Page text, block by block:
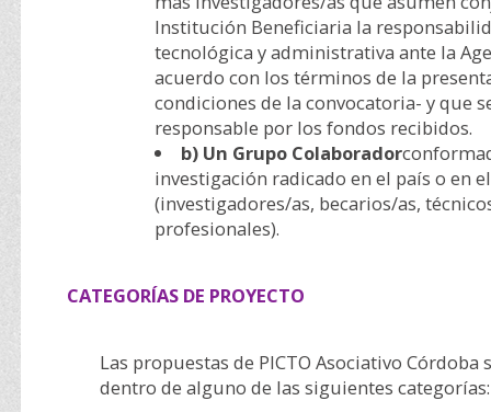
Institución Beneficiaria la
tecnológica y administrativa ante la
acuerdo con los términos de la
condiciones de la convocatoria- y que
responsable por los fondos recibidos.
b) Un Grupo Colaborador
investigación radicado en el país o en
(investigadores/as, becarios/as,
profesionales).
CATEGORÍAS DE PROYECTO
Las propuestas de PICTO Asociativo Córdoba
dentro de alguno de las siguientes categorías: